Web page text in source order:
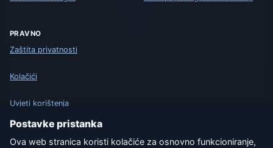
PRAVNO
Zaštita privatnosti
Kolačići
Uvjeti korištenja
Isključenje odgovornosti
Postavke pristanka
Ova web stranica koristi kolačiće za osnovno funkcioniranje,